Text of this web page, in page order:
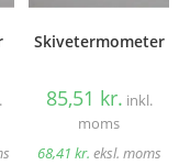
Skivetermometer
85,51 kr. inkl.
moms
68,41 kr. eksl. moms